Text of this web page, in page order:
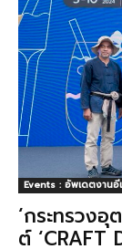
Events : อัพเดตงาน
‘กระทรวงอุ
ต์ ‘CRAFT